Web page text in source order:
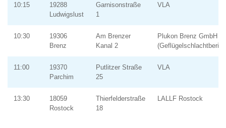
10:15
19288
Ludwigslust
Garnisonstraße
1
VLA
10:30
19306
Brenz
Am Brenzer
Kanal 2
Plukon Brenz GmbH
11:00
19370
Parchim
Putlitzer Straße
25
VLA
13:30
18059
Rostock
Thierfelderstraße
18
LALLF Rostock